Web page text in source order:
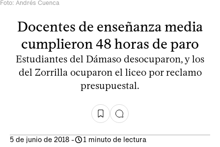
Foto: Andrés Cuenca
Docentes de enseñanza media
cumplieron 48 horas de paro
Estudiantes del Dámaso desocuparon, y los
del Zorrilla ocuparon el liceo por reclamo
presupuestal.
5 de junio de 2018 - 1 minuto de lectura